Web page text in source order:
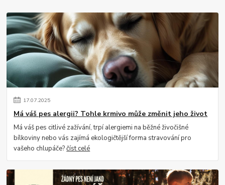
17.07.2025
Má váš pes alergii? Tohle krmivo může změnit jeho život
Má váš pes citlivé zažívání, trpí alergiemi na běžné živočišné
bílkoviny nebo vás zajímá ekologičtější forma stravování pro
vašeho chlupáče?číst celé